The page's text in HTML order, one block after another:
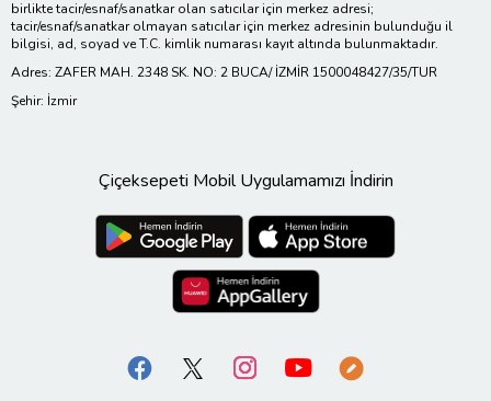
birlikte tacir/esnaf/sanatkar olan satıcılar için merkez adresi;
tacir/esnaf/sanatkar olmayan satıcılar için merkez adresinin bulunduğu il
bilgisi, ad, soyad ve T.C. kimlik numarası kayıt altında bulunmaktadır.
Adres: ZAFER MAH. 2348 SK. NO: 2 BUCA/ İZMİR 1500048427/35/TUR
Şehir: İzmir
Çiçeksepeti Mobil Uygulamamızı İndirin